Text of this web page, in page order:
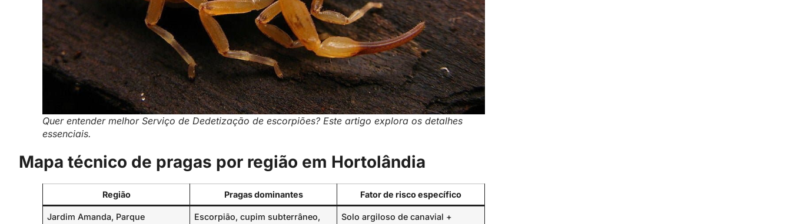
Quer entender melhor Serviço de Dedetização de escorpiões? Este artigo explora os detalhes
essenciais.
Mapa técnico de pragas por região em Hortolândia
Região Pragas dominantes Fator de risco específico
Jardim Amanda, Parque
Escorpião, cupim subterrâneo,
Solo argiloso de canavial +